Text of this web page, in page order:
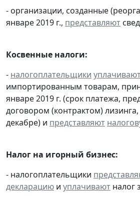
- организации, созданные
январе 2019 г., представляют
Косвенные налоги:
- налогоплательщики
импортированным товарам,
январе 2019 г. (срок платежа,
договором (контрактом)
декабре) и представляют
Налог на игорный бизнес:
- налогоплательщики
декларацию и уплачивают налог